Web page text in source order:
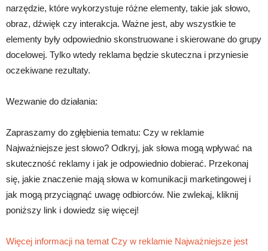
narzędzie, które wykorzystuje różne elementy, takie jak słowo,
obraz, dźwięk czy interakcja. Ważne jest, aby wszystkie te
elementy były odpowiednio skonstruowane i skierowane do grupy
docelowej. Tylko wtedy reklama będzie skuteczna i przyniesie
oczekiwane rezultaty.
Wezwanie do działania:
Zapraszamy do zgłębienia tematu: Czy w reklamie
Najważniejsze jest słowo? Odkryj, jak słowa mogą wpływać na
skuteczność reklamy i jak je odpowiednio dobierać. Przekonaj
się, jakie znaczenie mają słowa w komunikacji marketingowej i
jak mogą przyciągnąć uwagę odbiorców. Nie zwlekaj, kliknij
poniższy link i dowiedz się więcej!
Więcej informacji na temat Czy w reklamie Najważniejsze jest